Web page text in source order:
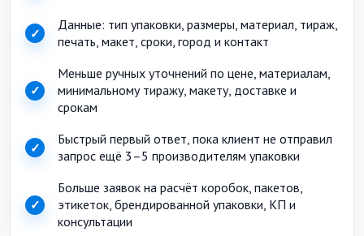
✓
Данные: тип упаковки, размеры, материал, тираж,
печать, макет, сроки, город и контакт
✓
Меньше ручных уточнений по цене, материалам,
минимальному тиражу, макету, доставке и
срокам
✓
Быстрый первый ответ, пока клиент не отправил
запрос ещё 3–5 производителям упаковки
✓
Больше заявок на расчёт коробок, пакетов,
этикеток, брендированной упаковки, КП и
консультации